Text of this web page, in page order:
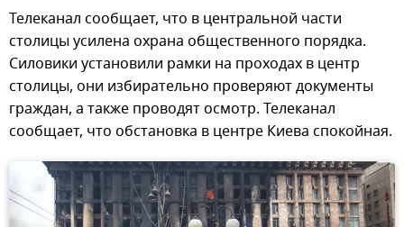
Телеканал сообщает, что в центральной части
столицы усилена охрана общественного порядка.
Силовики установили рамки на проходах в центр
столицы, они избирательно проверяют документы
граждан, а также проводят осмотр. Телеканал
сообщает, что обстановка в центре Киева спокойная.